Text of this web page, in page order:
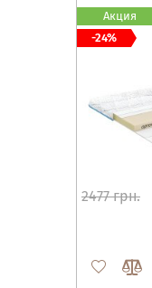
2477 грн.
Акция
-24%